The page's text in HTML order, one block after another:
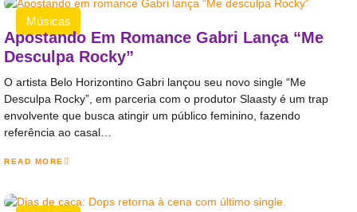
Músicas
Apostando Em Romance Gabri Lança “Me
Desculpa Rocky”
O artista Belo Horizontino Gabri lançou seu novo single “Me
Desculpa Rocky”, em parceria com o produtor Slaasty é um trap
envolvente que busca atingir um público feminino, fazendo
referência ao casal…
READ MORE